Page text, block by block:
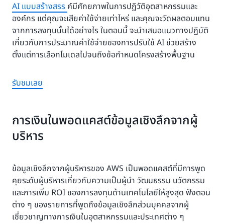
AI แบบสร้างสรร ค์มีศักยภาพในการปฏิวัติอุตสาหกรรมและ
องค์กร แต่คุณจะเสียค่าใช้จ่ายเท่าไหร่ และคุณจะวัดผลตอบแทน
จากการลงทุนนั้นได้อย่างไร ในตอนนี้ จะนำเสนอแนวทางปฏิบัติ
เกี่ยวกับการประมาณค่าใช้จ่ายของการปรับใช้ AI ช่วยสร้าง
ตั้งแต่การเลือกโมเดลไปจนถึงข้อกำหนดโครงสร้างพื้นฐาน
รับชมเลย
การเงินในพอดแคสต์ข้อมูลเชิงลึกจากผู้
บริหาร
ข้อมูลเชิงลึกจากผู้บริหารของ AWS เป็นพอดแคสต์ที่มีการพูด
คุยระดับผู้บริหารเกี่ยวกับความเป็นผู้นำ วัฒนธรรม นวัตกรรม
และการเพิ่ม ROI ของการลงทุนด้านเทคโนโลยีให้สูงสุด ฟังตอน
ต่าง ๆ ของรายการที่พูดถึงข้อมูลเชิงลึกส่วนบุคคลจากผู้
เชี่ยวชาญทางการเงินในอุตสาหกรรมและประเทศต่าง ๆ